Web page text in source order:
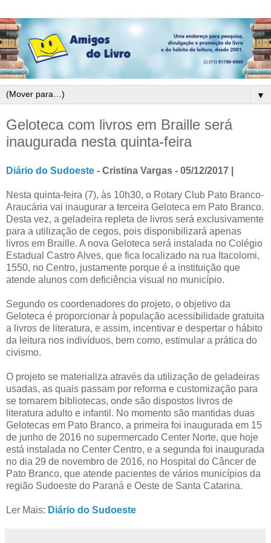
▼
Geloteca com livros em Braille será
inaugurada nesta quinta-feira
Diário do Sudoeste - Cristina Vargas - 05/12/2017 |
Nesta quinta-feira (7), às 10h30, o Rotary Club Pato Branco-
Araucária vai inaugurar a terceira Geloteca em Pato Branco.
Desta vez, a geladeira repleta de livros será exclusivamente
para a utilização de cegos, pois disponibilizará apenas
livros em Braille. A nova Geloteca será instalada no Colégio
Estadual Castro Alves, que fica localizado na rua Itacolomi,
1550, no Centro, justamente porque é a instituição que
atende alunos com deficiência visual no município.
Segundo os coordenadores do projeto, o objetivo da
Geloteca é proporcionar à população acessibilidade gratuita
a livros de literatura, e assim, incentivar e despertar o hábito
da leitura nos indivíduos, bem como, estimular a prática do
civismo.
O projeto se materializa através da utilização de geladeiras
usadas, as quais passam por reforma e customização para
se tornarem bibliotecas, onde são dispostos livros de
literatura adulto e infantil. No momento são mantidas duas
Gelotecas em Pato Branco, a primeira foi inaugurada em 15
de junho de 2016 no supermercado Center Norte, que hoje
está instalada no Center Centro, e a segunda foi inaugurada
no dia 29 de novembro de 2016, no Hospital do Câncer de
Pato Branco, que atende pacientes de vários municípios da
região Sudoeste do Paraná e Oeste de Santa Catarina.
Ler Mais: Diário do Sudoeste